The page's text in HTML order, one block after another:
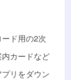
ド用の2次
カードなど
リをダウン